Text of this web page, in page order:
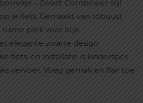
- Zwart! Combineer stijl
je fiets. Gemaakt van robuust
plek voor al je
elegante zwarte design
fiets, en installatie is kinderspel.
vervoer. Voeg gemak en flair toe